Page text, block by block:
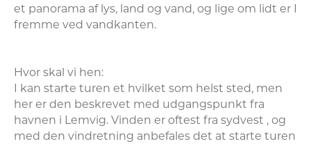
et panorama af lys, land og vand, og lige om lidt er I
fremme ved vandkanten.
Hvor skal vi hen:
I kan starte turen et hvilket som helst sted, men
her er den beskrevet med udgangspunkt fra
havnen i Lemvig. Vinden er oftest fra sydvest , og
med den vindretning anbefales det at starte turen